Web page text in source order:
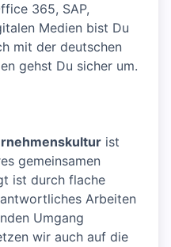
365, SAP,
Medien bist Du
mit der deutschen
gehst Du sicher um.
ist
gemeinsamen
ist durch flache
Arbeiten
Umgang
wir auch auf die